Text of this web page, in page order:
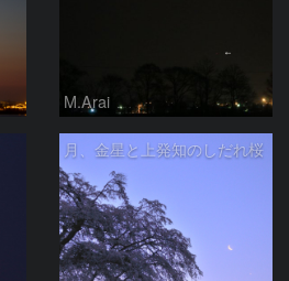
M.Arai
月、金星と上発知のしだれ桜